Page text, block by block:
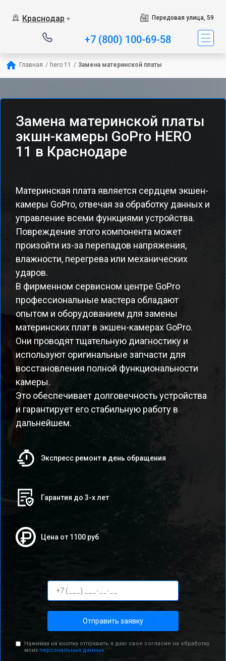
Краснодар ▼ Передовая улица, 59
+7 (800) 100-69-58
Главная / hero 11 / Замена материнской платы
Замена материнской платы
экшн-камеры GoPro HERO
11 в Краснодаре
Материнская плата является сердцем экшен-
камеры GoPro, отвечая за обработку данных и
управление всеми функциями устройства.
Повреждение этого компонента может
произойти из-за перепадов напряжения,
влажности, перегрева или механических
ударов.
В фирменном сервисном центре GoPro
профессиональные мастера обладают
опытом и оборудованием для замены
материнских плат в экшен-камерах GoPro.
Они проводят тщательную диагностику и
используют оригинальные запчасти для
восстановления полной функциональности
камеры.
Это обеспечивает долговечность устройства
и гарантирует его стабильную работу в
дальнейшем.
Экспресс ремонт в день обращения
Гарантия до 3-х лет
Цена от 1100 руб
Отправить заявку
Нажимая на кнопку отправить я даю свое согласие на обработку
моих персональных данных.